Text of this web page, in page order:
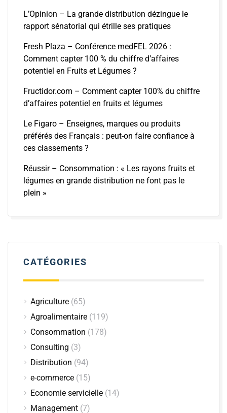
L’Opinion – La grande distribution dézingue le
rapport sénatorial qui étrille ses pratiques
Fresh Plaza – Conférence medFEL 2026 :
Comment capter 100 % du chiffre d’affaires
potentiel en Fruits et Légumes ?
Fructidor.com – Comment capter 100% du chiffre
d’affaires potentiel en fruits et légumes
Le Figaro – Enseignes, marques ou produits
préférés des Français : peut-on faire confiance à
ces classements ?
Réussir – Consommation : « Les rayons fruits et
légumes en grande distribution ne font pas le
plein »
CATÉGORIES
Agriculture (65)
Agroalimentaire (119)
Consommation (178)
Consulting (3)
Distribution (94)
e-commerce (15)
Economie servicielle (14)
Management (7)